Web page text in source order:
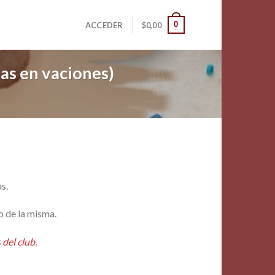
ACCEDER $0,00 0
en vaciones)
de la misma.
club.